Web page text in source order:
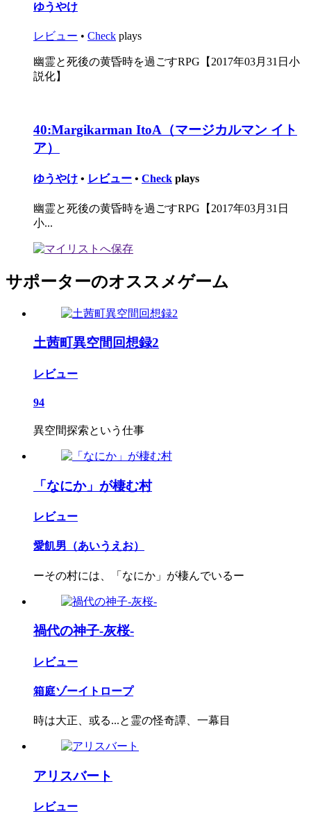
ゆうやけ
レビュー • Check plays
幽霊と死後の黄昏時を過ごすRPG【2017年03月31日小
説化】
40:Margikarman ItoA（マージカルマン イト
ア）
ゆうやけ • レビュー • Check plays
幽霊と死後の黄昏時を過ごすRPG【2017年03月31日
小...
サポーターのオススメゲーム
土茜町異空間回想録2
レビュー
94
異空間探索という仕事
「なにか」が棲む村
レビュー
愛飢男（あいうえお）
ーその村には、「なにか」が棲んでいるー
禍代の神子-灰桜-
レビュー
箱庭ゾーイトロープ
時は大正、或る...と霊の怪奇譚、一幕目
アリスバート
レビュー